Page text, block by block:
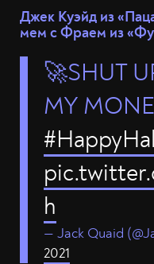
Джек Куэйд из
мем с Фраем из
🚀SHUT
MY
h
— Jack Quaid
2021